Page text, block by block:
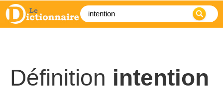
Définition intention